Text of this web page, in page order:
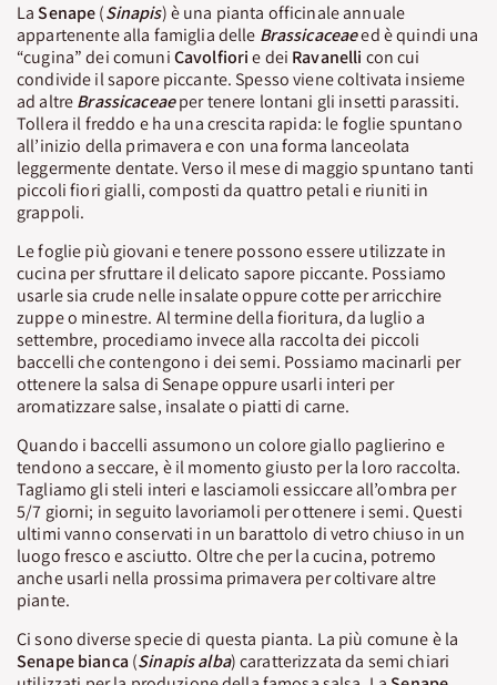
LaSenape(Sinapis) è una pianta officinale annuale
appartenente alla famiglia delle Brassicaceaeed è quindi una
“cugina” dei comuniCavolfiorie dei Ravanelli con cui
condivide il sapore piccante. Spesso viene coltivata insieme
ad altreBrassicaceaeper tenere lontani gli insetti parassiti.
Tollera il freddo e ha una crescita rapida: le foglie spuntano
all’inizio della primavera e con una forma lanceolata
leggermente dentate. Verso il mese di maggio spuntano tanti
piccoli fiori gialli, composti da quattro petali e riuniti in
grappoli.
Le foglie più giovani e tenere possono essere utilizzate in
cucina per sfruttare il delicato sapore piccante. Possiamo
usarle sia crude nelle insalate oppure cotte per arricchire
zuppe o minestre. Al termine della fioritura, da luglio a
settembre, procediamo invece alla raccolta dei piccoli
baccelli che contengono i dei semi. Possiamo macinarli per
ottenere la salsa di Senape oppure usarli interi per
aromatizzare salse, insalate o piatti di carne.
Quando i baccelli assumono un colore giallo paglierino e
tendono a seccare, è il momento giusto per la loro raccolta.
Tagliamo gli steli interi e lasciamoli essiccare all’ombra per
5/7 giorni; in seguito lavoriamoli per ottenere i semi. Questi
ultimi vanno conservati in un barattolo di vetro chiuso in un
luogo fresco e asciutto. Oltre che per la cucina, potremo
anche usarli nella prossima primavera per coltivare altre
piante.
Ci sono diverse specie di questa pianta. La più comune è la
Senape bianca (Sinapisalba) caratterizzata da semi chiari